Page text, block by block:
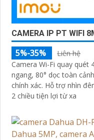
CAMERA IP PT WIFI
5%-35%
Liên hệ
Camera Wi-Fi quay quét
ngang, 80° dọc toàn
chính xác. Hỗ trợ nhìn
2 chiều tiện lợi từ xa